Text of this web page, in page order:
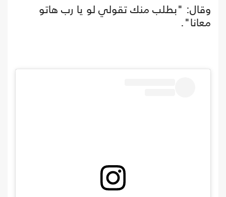
وقال: "بطلب منك تقولي لو يا رب هاتو
معانا".